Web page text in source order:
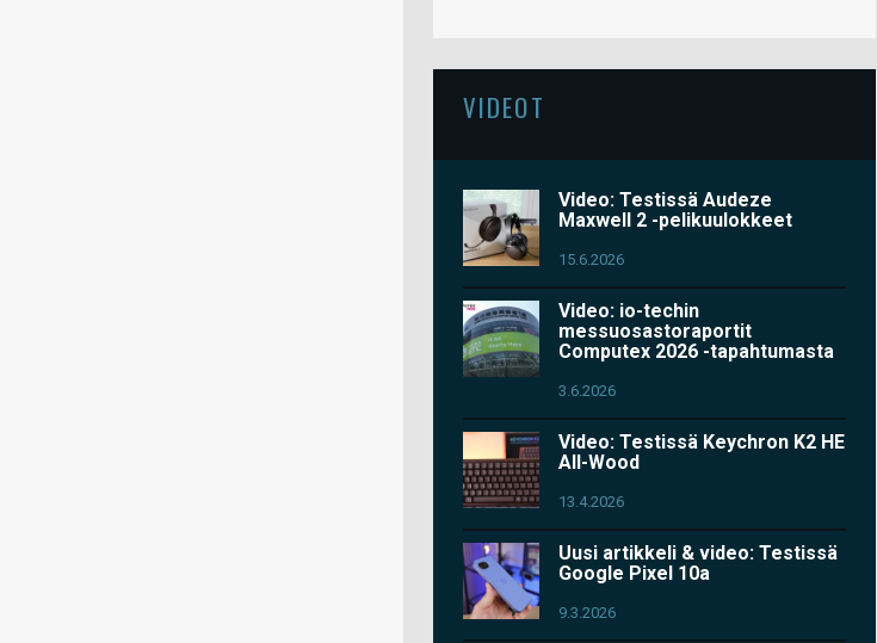
VIDEOT
Video: Testissä Audeze
Maxwell 2 -pelikuulokkeet
15.6.2026
Video: io-techin
messuosastoraportit
Computex 2026 -tapahtumasta
3.6.2026
Video: Testissä Keychron K2 HE
All-Wood
13.4.2026
Uusi artikkeli & video: Testissä
Google Pixel 10a
9.3.2026